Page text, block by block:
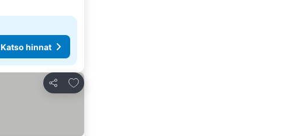
Katso hinnat
Jaa
Lisää suosikkeihin